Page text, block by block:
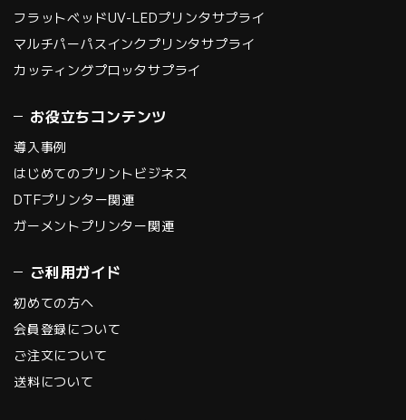
フラットベッドUV-LEDプリンタサプライ
マルチパーパスインクプリンタサプライ
カッティングプロッタサプライ
お役立ちコンテンツ
導入事例
はじめてのプリントビジネス
DTFプリンター関連
ガーメントプリンター関連
ご利用ガイド
初めての方へ
会員登録について
ご注文について
送料について